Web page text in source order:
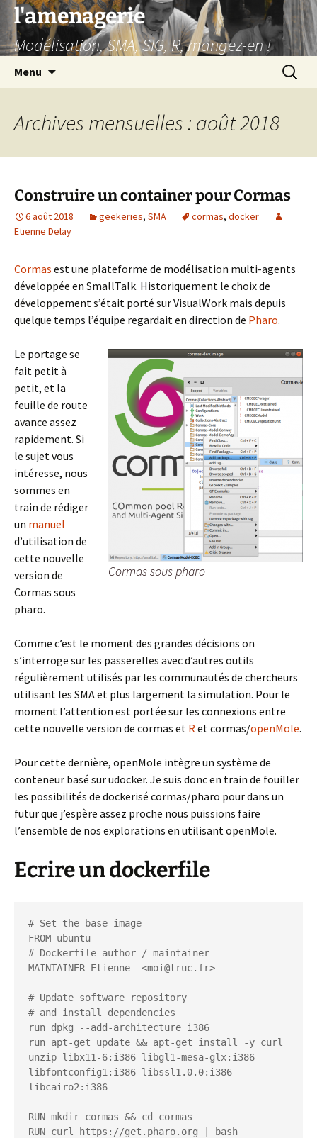
Aller
contenu
l'amenagerie
Modélisation, SMA, SIG, R, mangez-en !
Menu
Archives mensuelles : août 2018
Construire un container pour Cormas
6 août 2018 geekeries, SMA cormas, docker
Etienne Delay
Cormas est une plateforme de modélisation multi-agents
développée en SmallTalk. Historiquement le choix de
développement s’était porté sur VisualWork mais depuis
quelque temps l’équipe regardait en direction de Pharo.
Cormas sous pharo
Le portage se
fait petit à
petit, et la
feuille de route
avance assez
rapidement. Si
le sujet vous
intéresse, nous
sommes en
train de rédiger
un manuel
d’utilisation de
cette nouvelle
version de
Cormas sous
pharo.
Comme c’est le moment des grandes décisions on
s’interroge sur les passerelles avec d’autres outils
régulièrement utilisés par les communautés de chercheurs
utilisant les SMA et plus largement la simulation. Pour le
moment l’attention est portée sur les connexions entre
cette nouvelle version de cormas et Ret cormas/openMole.
Pour cette dernière, openMole intègre un système de
conteneur basé sur udocker. Je suis donc en train de fouiller
les possibilités de dockerisé cormas/pharo pour dans un
futur que j’espère assez proche nous puissions faire
l’ensemble de nos explorations en utilisant openMole.
Ecrire un dockerfile
# Set the base image
FROM ubuntu
# Dockerfile author / maintainer
MAINTAINER Etienne  <moi@truc.fr>
# Update software repository
# and install dependencies
run dpkg --add-architecture i386
run apt-get update && apt-get install -y curl
unzip libx11-6:i386 libgl1-mesa-glx:i386
libfontconfig1:i386 libssl1.0.0:i386
libcairo2:i386
RUN mkdir cormas && cd cormas
RUN curl https://get.pharo.org | bash